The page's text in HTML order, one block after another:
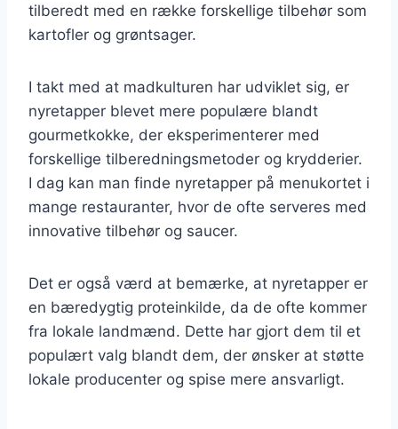
tilberedt med en række forskellige tilbehør som
kartofler og grøntsager.
I takt med at madkulturen har udviklet sig, er
nyretapper blevet mere populære blandt
gourmetkokke, der eksperimenterer med
forskellige tilberedningsmetoder og krydderier.
I dag kan man finde nyretapper på menukortet i
mange restauranter, hvor de ofte serveres med
innovative tilbehør og saucer.
Det er også værd at bemærke, at nyretapper er
en bæredygtig proteinkilde, da de ofte kommer
fra lokale landmænd. Dette har gjort dem til et
populært valg blandt dem, der ønsker at støtte
lokale producenter og spise mere ansvarligt.